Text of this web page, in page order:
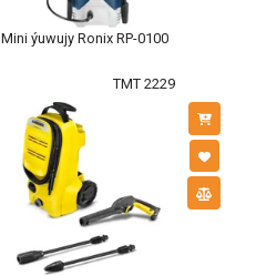
Mini ýuwujy Ronix RP-0100
TMT 2229